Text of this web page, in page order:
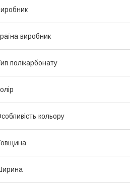
виробник
полікарбонату
кольору